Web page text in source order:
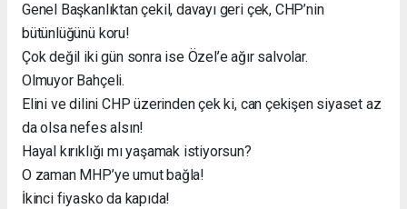
Genel Başkanlıktan çekil, davayı geri çek, CHP’nin
bütünlüğünü koru!
Çok değil iki gün sonra ise Özel’e ağır salvolar.
Olmuyor Bahçeli.
Elini ve dilini CHP üzerinden çek ki, can çekişen siyaset az
da olsa nefes alsın!
Hayal kırıklığı mı yaşamak istiyorsun?
O zaman MHP’ye umut bağla!
İkinci fiyasko da kapıda!